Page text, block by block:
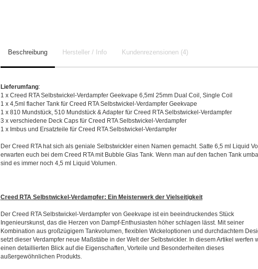
Beschreibung Hersteller / Info Kundenrezensionen (4)
Lieferumfang:
1 x Creed RTA Selbstwickel-Verdampfer Geekvape 6,5ml 25mm Dual Coil, Single Coil
1 x 4,5ml flacher Tank für Creed RTA Selbstwickel-Verdampfer Geekvape
1 x 810 Mundstück, 510 Mundstück & Adapter für Creed RTA Selbstwickel-Verdampfer
3 x verschiedene Deck Caps für Creed RTA Selbstwickel-Verdampfer
1 x Imbus und Ersatzteile für Creed RTA Selbstwickel-Verdampfer
Der Creed RTA hat sich als geniale Selbstwickler einen Namen gemacht. Satte 6,5 ml Liquid
erwarten euch bei dem Creed RTA mit Bubble Glas Tank. Wenn man auf den fachen Tank
sind es immer noch 4,5 ml Liquid Volumen.
Creed RTA Selbstwickel-Verdampfer: Ein Meisterwerk der Vielseitigkeit
Der Creed RTA Selbstwickel-Verdampfer von Geekvape ist ein beeindruckendes Stück
Ingenieurskunst, das die Herzen von Dampf-Enthusiasten höher schlagen lässt. Mit seiner
Kombination aus großzügigem Tankvolumen, flexiblen Wickeloptionen und durchdachtem
setzt dieser Verdampfer neue Maßstäbe in der Welt der Selbstwickler. In diesem Artikel werfen
einen detaillierten Blick auf die Eigenschaften, Vorteile und Besonderheiten dieses
außergewöhnlichen Produkts.